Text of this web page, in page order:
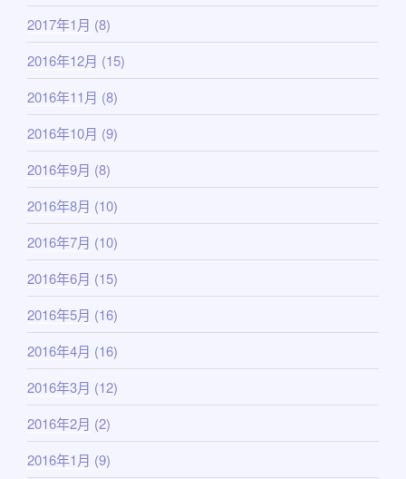
2017年1月 (8)
2016年12月 (15)
2016年11月 (8)
2016年10月 (9)
2016年9月 (8)
2016年8月 (10)
2016年7月 (10)
2016年6月 (15)
2016年5月 (16)
2016年4月 (16)
2016年3月 (12)
2016年2月 (2)
2016年1月 (9)